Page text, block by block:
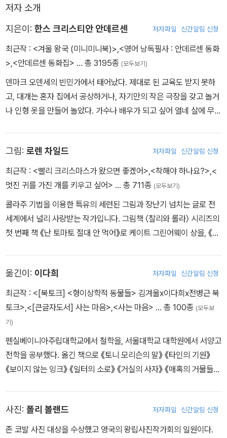
던 안데르센의 '진짜 공주님' 이야기를 현대적인 감각의 문장으로 각
색해 냈다. 독자에게 말하듯 전개되는 문장과 글과 삽화를 다양한 판
실제 천으로 만든 듯한 주름 잡힌 입체 의상과 실제 소품들을 찍어 만
들어낸 무대가 이야기의 생동감을 더한다. 이야기 속에 등장하는 인
형의 방은 시리얼 상자와 그림판을 잘라 만들었고, 등장인물들은 그
림을 그려 자른 다음 종이옷을 입힌 것이다.
저자 소개
지은이: 한스 크리스티안 안데르센 저자파일 신간알림 신청
최근작 : <겨울 왕국 (미니미니북)>,<영어 낭독필사 : 안데르센 동화
>,<안데르센 동화집> … 총 3195종 (모두보기)
덴마크 오덴세의 빈민가에서 태어났다. 제대로 된 교육도 받지 못하
고, 대개는 혼자 집에서 공상하거나, 자기만의 작은 극장을 갖고 놀거
나 인형 옷을 만들어 놀았다. 가수나 배우가 되고 싶어 열네 살에 무작
마크 왕립 극장의 단원이 되어 배우의 꿈을 키우지만 변성기가 오면
서 글쓰기에 집중하게 된다. 1822년 완성한 희곡 『알프솔』은 상연에
적합하지 않다는 평을 들었지만, 그의 재능을 알아본 정치가 요나스
1827년에는 시 「죽어가는 아이」가 코펜하겐 신문에 실렸다. 여행을
즐긴 안데르센은 유럽 곳곳을 누비며 이때의 경험을 토대로 1835년
서른 살에 첫 소설 『즉흥시인』을 발표하며 유럽에 이름을 알렸다. 같
은 해에 『어린이를 위한 동화』를 발간했으나, 처음엔 비난받기 일쑤
였다. 교육적, 계몽적 측면보다 환상적 묘사에 힘을 실은 동화는 외면
를 발표하며 명성을 떨쳤다. 오늘날 안데르센은 구전 민담의 원형을
넘어서서 ‘동화’ 장르를 개척한 ‘동화의 선구자’로 인정받고 있다. 『못
생긴 새끼 오리』, 『눈의 여왕』, 『성냥팔이 소녀』, 『빨간 구두』, 『나이
팅게일』 등 생전에 남긴 200여 편의 동화는 ‘불멸의 이야기’라는 찬
사를 받으며 100여 개가 넘는 언어로 번역되었다. 동화뿐만 아니라
소설, 시, 극작 등 다양한 분야에서 활약한 그는 자신이 관찰하고 상상
적인 소질을 타고난 작가이자 예술가이다. 1875년 친구인 멜히오르
가(家)의 별장에서 죽음을 맞이할 때까지 덴마크 국민들의 크나큰 사
랑을 받았으며 그의 장례에는 국왕 내외도 참석했다.
그림: 로렌 차일드 저자파일 신간알림 신청
최근작 : <빨리 크리스마스가 왔으면 좋겠어>,<착해야 하나요?>,<
멋진 귀를 가진 개를 키우고 싶어> … 총 711종 (모두보기)
콜라주 기법을 이용한 특유의 세련된 그림과 장난기 넘치는 글로 전
세계에서 널리 사랑받는 작가입니다. 그림책 〈찰리와 롤라〉 시리즈의
첫 번째 책 《난 토마토 절대 안 먹어》로 케이트 그린어웨이 상을, 《요
《꼬마 천재 허버트》, 《내가 꿈꾸는 침대》, 《쉿! 책 속 늑대를 조심
해!》, 《넌 어느 별에 살고 있니?》, 《사자가 좋아!》가 있고, 《오늘은 회
색빛》, 《꼬마 백만장자 삐삐》, 《내 이름은 삐삐 롱스타킹》에 그림을
그렸습니다.
옮긴이: 이다희 저자파일 신간알림 신청
최근작 : <[북토크] <형이상학적 동물들> 김겨울x이다희x전병근 북
토크>,<[큰글자도서] 사는 마음>,<사는 마음> … 총 100종 (모두보
기)
펜실베이니아주립대학교에서 철학을, 서울대학교 대학원에서 서양고
전학을 공부했다. 옮긴 책으로 《토니 모리슨의 말》 《타인의 기원》
《보이지 않는 잉크》 《일터의 소로》 《거실의 사자》 《매혹의 거물들》
사진: 폴리 볼랜드 저자파일 신간알림 신청
존 코발 사진 대상을 수상했고 영국의 왕립사진작가회의 일원이다.